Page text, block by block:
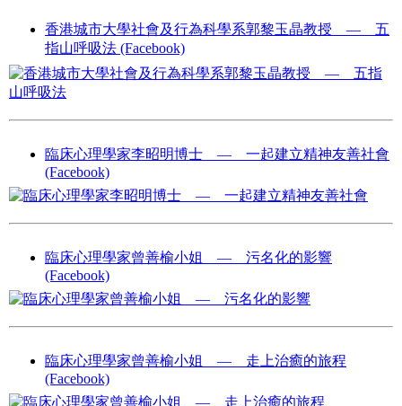
香港城市大學社會及行為科學系郭黎玉晶教授 — 五
指山呼吸法 (Facebook)
臨床心理學家李昭明博士 — 一起建立精神友善社會
(Facebook)
臨床心理學家曾善榆小姐 — 污名化的影響
(Facebook)
臨床心理學家曾善榆小姐 — 走上治癒的旅程
(Facebook)